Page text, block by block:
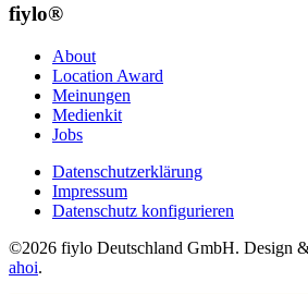
fiylo®
About
Location Award
Meinungen
Medienkit
Jobs
Datenschutzerklärung
Impressum
Datenschutz konfigurieren
©2026 fiylo Deutschland GmbH. Design
ahoi.